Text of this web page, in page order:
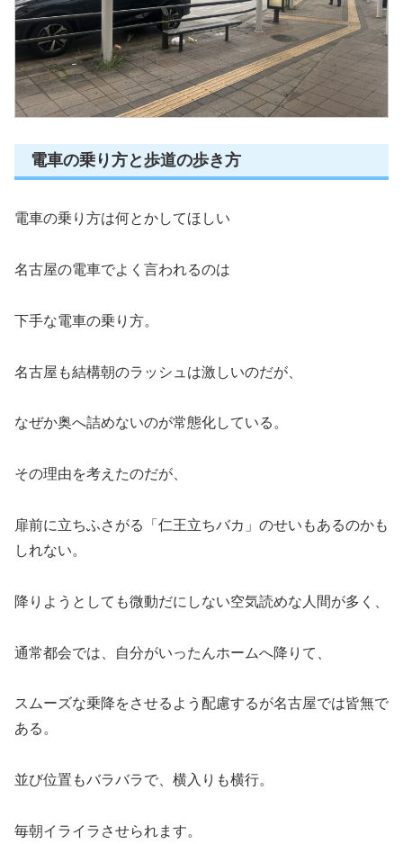
電車の乗り方と歩道の歩き方
電車の乗り方は何とかしてほしい
名古屋の電車でよく言われるのは
下手な電車の乗り方。
名古屋も結構朝のラッシュは激しいのだが、
なぜか奥へ詰めないのが常態化している。
その理由を考えたのだが、
扉前に立ちふさがる「仁王立ちバカ」のせいもあるのかも
しれない。
降りようとしても微動だにしない空気読めな人間が多く、
通常都会では、自分がいったんホームへ降りて、
スムーズな乗降をさせるよう配慮するが名古屋では皆無で
ある。
並び位置もバラバラで、横入りも横行。
毎朝イライラさせられます。